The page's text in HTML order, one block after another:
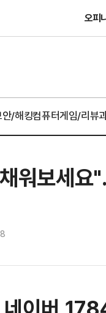
오피
/해킹컴퓨터게임/리뷰
워보세